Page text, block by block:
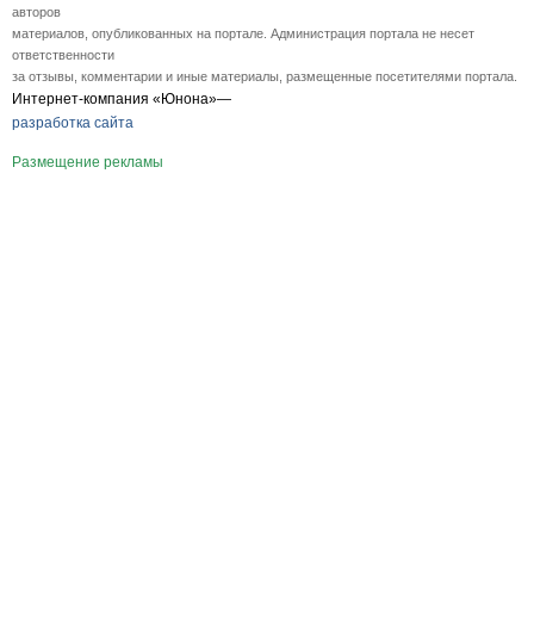
авторов
материалов, опубликованных на портале. Администрация портала не несет
ответственности
за отзывы, комментарии и иные материалы, размещенные посетителями портала.
Интернет-компания «Юнона»—
разработка сайта
Размещение рекламы